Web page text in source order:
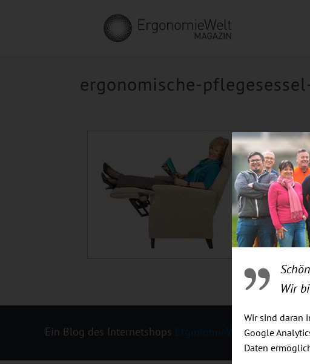
ergonomische-
Ein Blog des Internetshops ErgonomieWelt.de|
Wir
Wir sind daran
Google
Daten